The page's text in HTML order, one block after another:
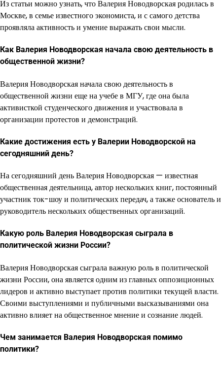
Из статьи можно узнать, что Валерия Новодворская родилась в
Москве, в семье известного экономиста, и с самого детства
проявляла активность и умение выражать свои мысли.
Как Валерия Новодворская начала свою деятельность в
общественной жизни?
Валерия Новодворская начала свою деятельность в
общественной жизни еще на учебе в МГУ, где она была
активисткой студенческого движения и участвовала в
организации протестов и демонстраций.
Какие достижения есть у Валерии Новодворской на
сегодняшний день?
На сегодняшний день Валерия Новодворская — известная
общественная деятельница, автор нескольких книг, постоянный
участник ток-шоу и политических передач, а также основатель и
руководитель нескольких общественных организаций.
Какую роль Валерия Новодворская сыграла в
политической жизни России?
Валерия Новодворская сыграла важную роль в политической
жизни России, она является одним из главных оппозиционных
лидеров и активно выступает против политики текущей власти.
Своими выступлениями и публичными высказываниями она
активно влияет на общественное мнение и сознание людей.
Чем занимается Валерия Новодворская помимо
политики?